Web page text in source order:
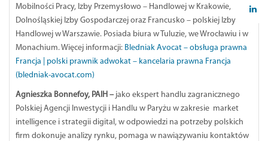
Mobilności Pracy, Izby Przemysłowo – Handlowej w Krakowie,
Dolnośląskiej Izby Gospodarczej oraz Francusko – polskiej Izby
Handlowej w Warszawie. Posiada biura w Tuluzie, we Wrocławiu i w
Monachium. Więcej informacji: Bledniak Avocat – obsługa prawna
Francja | polski prawnik adwokat – kancelaria prawna Francja
(bledniak-avocat.com)
Agnieszka Bonnefoy, PAIH – jako ekspert handlu zagranicznego
Polskiej Agencji Inwestycji i Handlu w Paryżu w zakresie market
intelligence i strategii digital, w odpowiedzi na potrzeby polskich
firm dokonuje analizy rynku, pomaga w nawiązywaniu kontaktów